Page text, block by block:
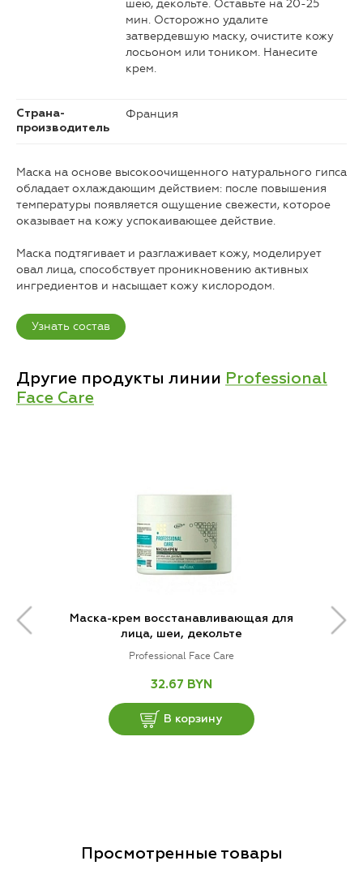
шею, декольте. Оставьте на 20-25
мин. Осторожно удалите
затвердевшую маску, очистите кожу
лосьоном или тоником. Нанесите
крем.
Страна-
производитель
Франция
Маска на основе высокоочищенного натурального гипса
обладает охлаждающим действием: после повышения
температуры появляется ощущение свежести, которое
оказывает на кожу успокаивающее действие.
Маска подтягивает и разглаживает кожу, моделирует
овал лица, способствует проникновению активных
ингредиентов и насыщает кожу кислородом.
Узнать состав
Другие продукты линии Professional
Face Care
Маска-крем восстанавливающая для
лица, шеи, декольте
Professional Face Care
32.67 BYN
В корзину
Просмотренные товары